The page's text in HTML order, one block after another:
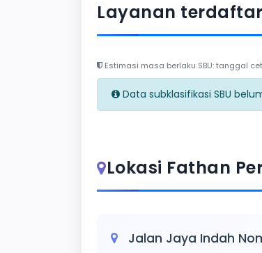
Layanan
Estimasi masa berlaku SBU: tanggal
Data subklasifikasi SBU
Lokasi Fathan
Jalan Jaya Indah